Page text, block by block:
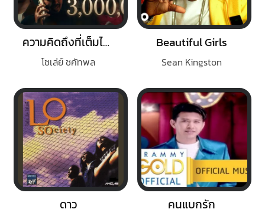
ความคิดถึงที่เต็มไปด้วยน้ำตา
โชเล่ย์ ชคัทพล
Beautiful Girls
Sean Kingston
ดาว คนแบกรัก